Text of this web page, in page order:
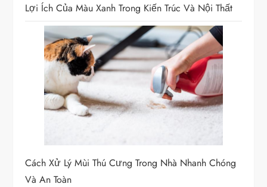
Lợi Ích Của Màu Xanh Trong Kiến Trúc Và Nội Thất
Cách Xử Lý Mùi Thú Cưng Trong Nhà Nhanh Chóng
Và An Toàn